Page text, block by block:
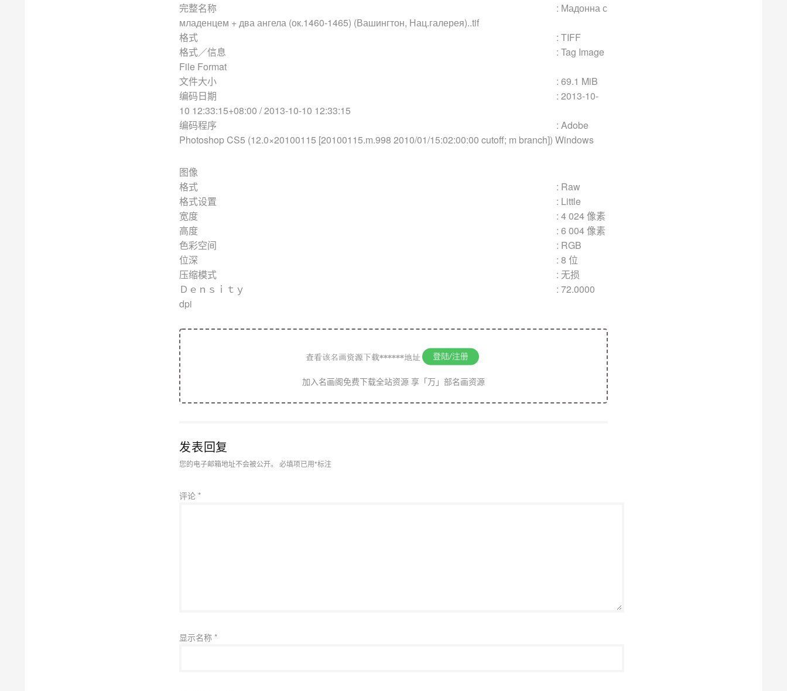
完整名称 : Мадонна с
младенцем + два ангела (ок.1460-1465) (Вашингтон, Нац.галерея)..tif
格式 : TIFF
格式／信息 : Tag Image
File Format
文件大小 : 69.1 MiB
编码日期 : 2013-10-
10 12:33:15+08:00 / 2013-10-10 12:33:15
编码程序 : Adobe
Photoshop CS5 (12.0×20100115 [20100115.m.998 2010/01/15:02:00:00 cutoff; m branch]) Windows
图像
格式 : Raw
格式设置 : Little
宽度 : 4 024 像素
高度 : 6 004 像素
色彩空间 : RGB
位深 : 8 位
压缩模式 : 无损
Ｄｅｎｓｉｔｙ : 72.0000
dpi
加入名画阁免费下载全站资源 享「万」部名画资源
发表回复
您的电子邮箱地址不会被公开。 必填项已用*标注
评论*
显示名称*